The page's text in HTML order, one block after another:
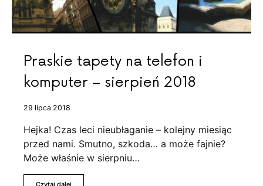
Praskie tapety na telefon i
komputer – sierpień 2018
29 lipca 2018
Hejka! Czas leci nieubłaganie – kolejny miesiąc
przed nami. Smutno, szkoda… a może fajnie?
Może właśnie w sierpniu…
Czytaj dalej